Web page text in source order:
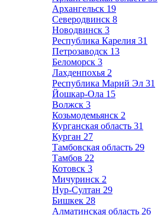
Архангельск 19
Северодвинск 8
Новодвинск 3
Республика Карелия 31
Петрозаводск 13
Беломорск 3
Лахденпохья 2
Республика Марий Эл 31
Йошкар-Ола 15
Волжск 3
Козьмодемьянск 2
Курганская область 31
Курган 27
Тамбовская область 29
Тамбов 22
Котовск 3
Мичуринск 2
Нур-Султан 29
Бишкек 28
Алматинская область 26